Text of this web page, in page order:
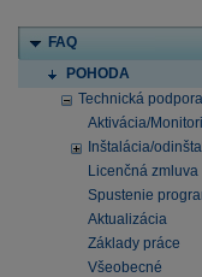
FAQ
POHODA
Technická podpora
Aktivácia/
Inštalácia/
Licenčná zmluva
Spustenie
Aktualizácia
Základy práce
Všeobecné